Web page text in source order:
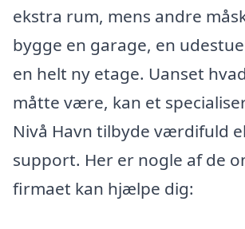
ekstra rum, mens andre
bygge en garage, en
en helt ny etage. Uanset
måtte være, kan et
Nivå Havn tilbyde værdifuld
support. Her er nogle af de
firmaet kan hjælpe dig: